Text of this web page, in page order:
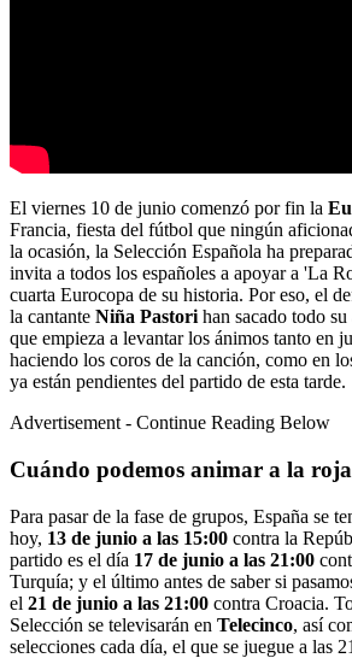
El viernes 10 de junio comenzó por fin la
Francia, fiesta del fútbol que ningún
la ocasión, la Selección Española ha
invita a todos los españoles a apoyar a 'La
cuarta Eurocopa de su historia. Por eso, el
la cantante Niña Pastori han sacado todo
que empieza a levantar los ánimos tanto en
haciendo los coros de la canción, como en
ya están pendientes del partido de esta tarde.
Advertisement - Continue Reading Below
Cuándo podemos animar a la roja
Para pasar de la fase de grupos, España se
hoy, 13 de junio a las 15:00 contra la
partido es el día 17 de junio a las 21:00
Turquía; y el último antes de saber si
el 21 de junio a las 21:00 contra Croacia.
Selección se televisarán en Telecinco, así
selecciones cada día, el que se juegue a las